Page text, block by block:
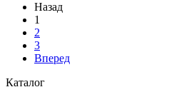
Назад
1
2
3
Вперед
Каталог